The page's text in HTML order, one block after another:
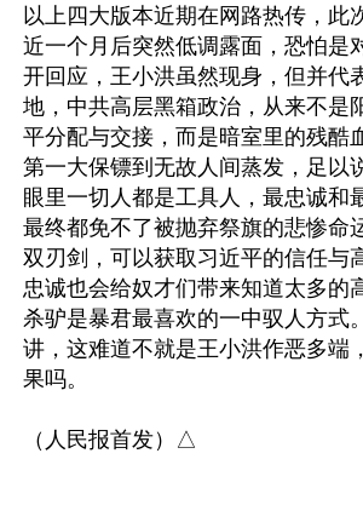
以上四大版本近期在网路热传，此
近一个月后突然低调露面，恐怕是
开回应，王小洪虽然现身，但并代
地，中共高层黑箱政治，从来不是
平分配与交接，而是暗室里的残酷
第一大保镖到无故人间蒸发，足以
眼里一切人都是工具人，最忠诚和
最终都免不了被抛弃祭旗的悲惨命
双刃剑，可以获取习近平的信任与
忠诚也会给奴才们带来知道太多的
杀驴是暴君最喜欢的一中驭人方式
讲，这难道不就是王小洪作恶多端
果吗。